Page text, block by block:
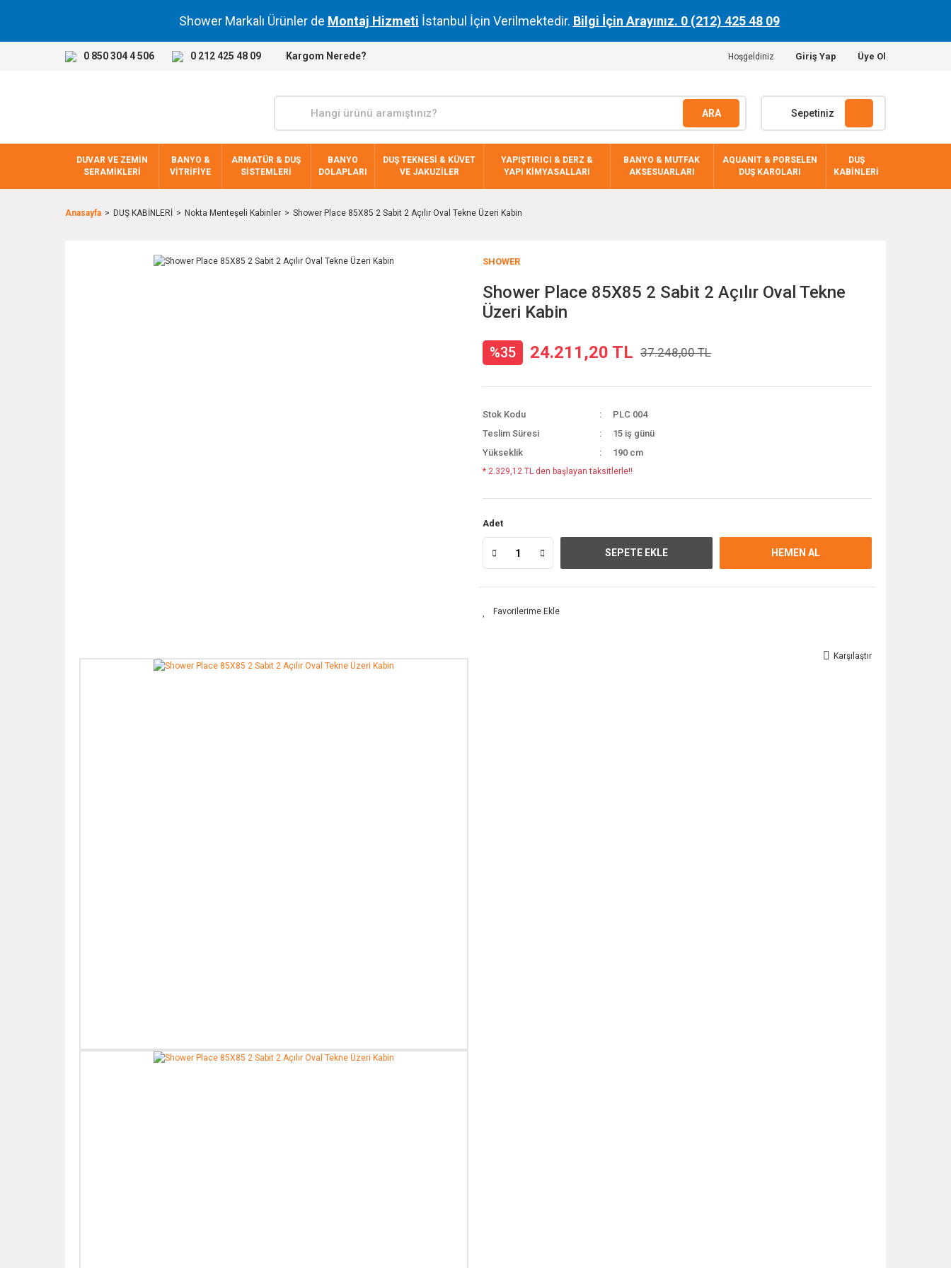
Shower Markalı Ürünler de Montaj Hizmeti İstanbul İçin Verilmektedir. Bilgi İçin Arayınız. 0 (212) 425 48 09
0 850 304 4 506 0 212 425 48 09 Kargom Nerede? Hoşgeldiniz Giriş Yap Üye Ol
ARA Sepetiniz
DUVAR VE ZEMİN
SERAMİKLERİ
BANYO &
VİTRİFİYE
ARMATÜR & DUŞ
SİSTEMLERİ
BANYO
DOLAPLARI
DUŞ TEKNESİ & KÜVET
VE JAKUZİLER
YAPIŞTIRICI & DERZ &
YAPI KİMYASALLARI
BANYO & MUTFAK
AKSESUARLARI
AQUANIT & PORSELEN
DUŞ KAROLARI
DUŞ
KABİNLERİ
Anasayfa DUŞ KABİNLERİ Nokta Menteşeli Kabinler Shower Place 85X85 2 Sabit 2 Açılır Oval Tekne Üzeri Kabin
SHOWER
Shower Place 85X85 2 Sabit 2 Açılır Oval Tekne
Üzeri Kabin
%35 24.211,20 TL 37.248,00 TL
Stok Kodu
PLC 004
Teslim Süresi
15 iş günü
Yükseklik
190 cm
* 2.329,12 TL den başlayan taksitlerle!!
Adet
SEPETE EKLE HEMEN AL
Karşılaştır